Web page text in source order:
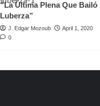
Nueva
del
“La Última Plena Que Bailó
Luberza”
J. Edgar Mozoub
April 1, 2020
0